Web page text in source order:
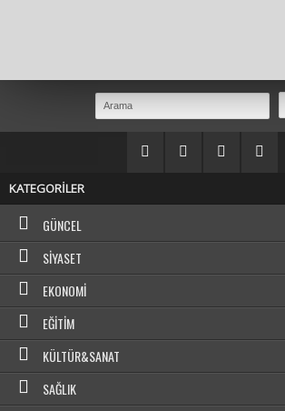
KATEGORİLER
GÜNCEL
SIYASET
EKONOMI
EĞITIM
KÜLTÜR&SANAT
SAĞLIK